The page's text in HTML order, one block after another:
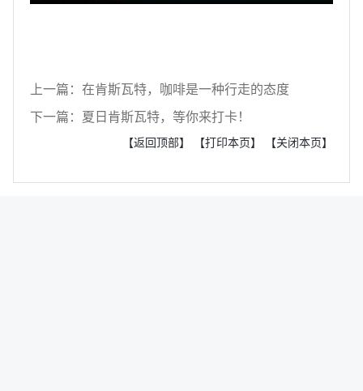
上一篇：在肯斯瓦特，咖啡是一种行走的态度
下一篇：夏日肯斯瓦特，等你来打卡！
【返回顶部】 【打印本页】 【关闭本页】